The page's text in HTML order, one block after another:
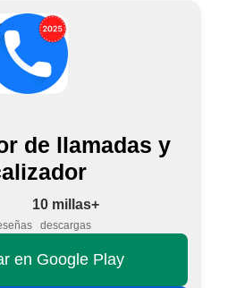
de llamadas y
10 millas+
descargas
en Google Play